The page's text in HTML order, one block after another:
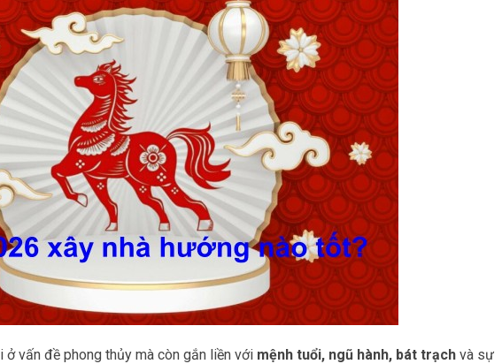
vấn đề phong thủy mà còn gắn liền với mệnh tuổi, ngũ hành, bát trạch và sự